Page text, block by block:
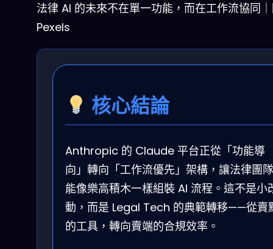
法律 AI 的未來不在單一功能，而在工作流協同
Pexels
核心結論
Anthropic 的 Claude 平台正從「功能導
向」轉向「工作流優先」架構，讓法律團隊
能像樂高積木一樣組裝 AI 流程。這不是小
動，而是 Legal Tech 的典範轉移——從賣
的工具，轉向賣端的合規效率。